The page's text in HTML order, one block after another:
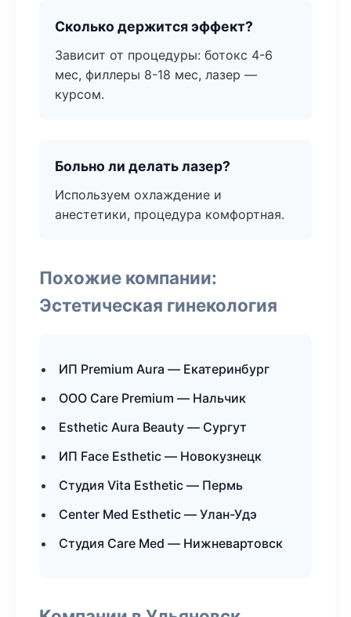
Сколько держится эффект?
Зависит от процедуры: ботокс 4-6
мес, филлеры 8-18 мес, лазер —
курсом.
Больно ли делать лазер?
Используем охлаждение и
анестетики, процедура комфортная.
Похожие компании:
Эстетическая гинекология
ИП Premium Aura — Екатеринбург
ООО Care Premium — Нальчик
Esthetic Aura Beauty — Сургут
ИП Face Esthetic — Новокузнецк
Студия Vita Esthetic — Пермь
Center Med Esthetic — Улан-Удэ
Студия Care Med — Нижневартовск